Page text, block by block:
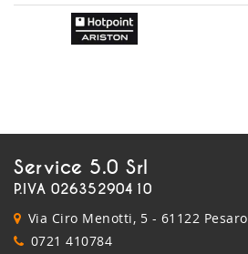
Service 5.0 Srl
P.IVA 02635290410
Via Ciro Menotti, 5 - 61122 Pesaro
0721 410784